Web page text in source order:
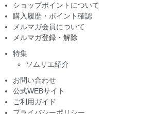
ショップポイントについて
購入履歴・ポイント確認
メルマガ会員について
メルマガ登録・解除
特集
ソムリエ紹介
お問い合わせ
公式WEBサイト
ご利用ガイド
プライバシーポリシー